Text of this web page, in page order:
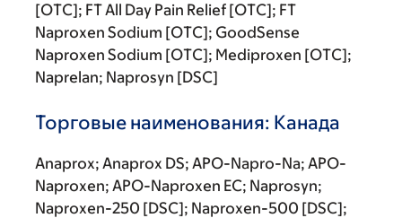
[OTC]; FT All Day Pain Relief [OTC]; FT
Naproxen Sodium [OTC]; GoodSense
Naproxen Sodium [OTC]; Mediproxen [OTC];
Naprelan; Naprosyn [DSC]
Торговые наименования: Канада
Anaprox; Anaprox DS; APO-Napro-Na; APO-
Naproxen; APO-Naproxen EC; Naprosyn;
Naproxen-250 [DSC]; Naproxen-500 [DSC];